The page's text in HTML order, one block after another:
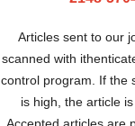
Articles sent to our
scanned with
control program. If the
is high, the article is